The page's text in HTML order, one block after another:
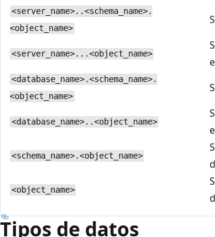
<server_name>..<schema_name>.
<object_name>
<server_name>...<object_name>
<database_name>.<schema_name>.
<object_name>
<database_name>..<object_name>
<schema_name>.<object_name>
<object_name>
Tipos de datos